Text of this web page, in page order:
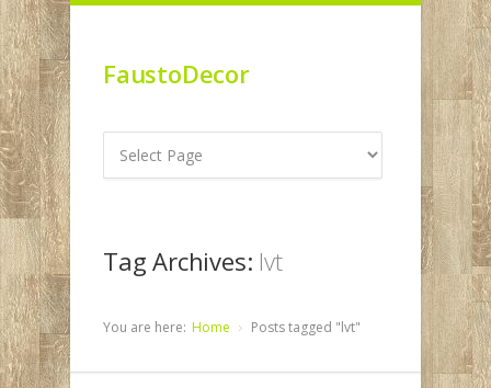
FaustoDecor
Tag Archives: lvt
You are here: Home Posts tagged "lvt"